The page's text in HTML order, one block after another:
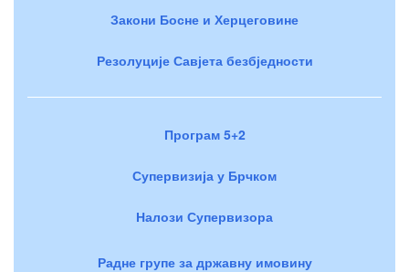
Закони Босне и Херцеговине
Резолуције Савјета безбједности
Програм 5+2
Супервизија у Брчком
Налози Супервизора
Радне групе за државну имовину